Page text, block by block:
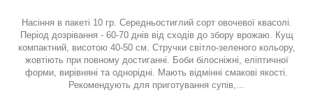
Насіння в пакеті 10 гр. Середньостиглий сорт овочевої квасолі.
Період дозрівання - 60-70 днів від сходів до збору врожаю. Кущ
компактний, висотою 40-50 см. Стручки світло-зеленого кольору,
жовтіють при повному достиганні. Боби білосніжні, еліптичної
форми, вирівняні та однорідні. Мають відмінні смакові якості.
Рекомендують для приготування супів,...